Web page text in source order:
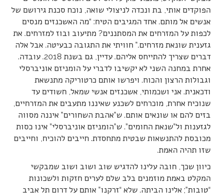
הפוקדים אותי, בת ונכדה לניצולי שואה, נוכח סכנת גירושם של
אנשים אל מותם. אחד המגיבים הטיח: “מה האשכנזים מנסים
לכפות על המזרחים את המסתננים? מתיעוב ובוז למזרחים. את
גזענית שונאת מזרחים.” חוויתי את התגובה כבעיטה. אבל אלה
דברים שצריך להתייחס אליהם. עדיין, גם בשנת 2018. עובדה.
אחרת במחנה השני לא יקשיבו לדברי על הומניזם אוניברסלי
וגבולות הרצון והכוח. ויפרשו אותם כרטוריקה מתנשאת
ודכאנית. אני ושכמותי, אשכנזים אנשי שמאל, חשודים עד
שנוכיח אחרת, מוכרחים לשכנע שאיננו מתעבים את המזרחיים,
בזים להם או שונאים אותם. ש”אהבת השחורים” איננה מסווה
לגזענות ול”שנאת החומים”. ש”הומניזם אוניברסלי” אינו כסות
מכובסת להתנשאות שבטית מתחסדת. חייבים להוכיח, וחייבים
שזו תהיה האמת.
כיוון שכך, חובה עלינו להדגיש שוב ושוב ושוב שמבקשי
המקלט באמת מוזמנים בלב שלם לערים חזקות ולשכונות
“טובות”; אלינו הביתה. שלא “זרקנו” אותם על דרום תל אביב